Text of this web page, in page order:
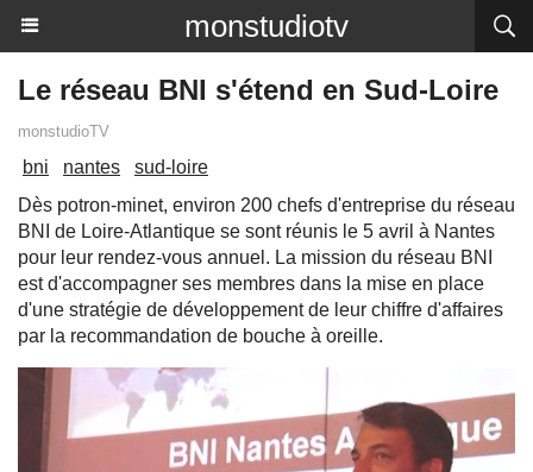
monstudiotv
Le réseau BNI s'étend en Sud-Loire
monstudioTV
bni nantes
sud-loire
Dès potron-minet, environ 200 chefs d'entreprise du réseau
BNI de Loire-Atlantique se sont réunis le 5 avril à Nantes
pour leur rendez-vous annuel. La mission du réseau BNI
est d'accompagner ses membres dans la mise en place
d'une stratégie de développement de leur chiffre d'affaires
par la recommandation de bouche à oreille.